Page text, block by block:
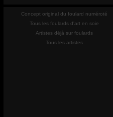
Concept original du foulard numéroté
Tous les foulards d'art en soie
Artistes déjà sur foulards
Tous les artistes